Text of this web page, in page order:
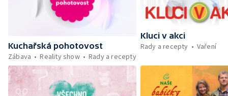
Kuchařská pohotovost
Zábava
Reality show Rady a recepty
Kluci v akci
Rady a recepty
Vaření